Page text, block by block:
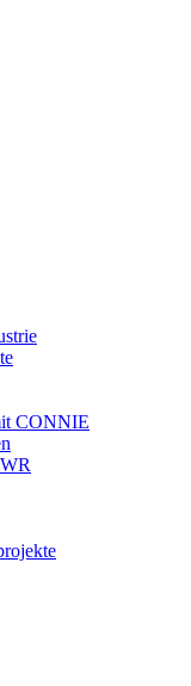
CONNIE